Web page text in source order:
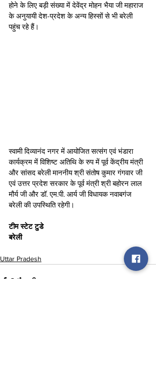
होने के लिए बड़ी संख्या में देवेंद्र मोहन भैया जी महाराज
के अनुयायी देश-प्रदेश के अन्य हिस्सों से भी बरेली
पहुंच रहे हैं।
स्वामी दिव्यानंद नगर में आयोजित सत्संग एवं भंडारा
कार्यक्रम में विशिष्ट अतिथि के रुप में पूर्व केंद्रीय मंत्री
और सांसद बरेली माननीय श्री संतोष कुमार गंगवार जी
एवं उत्तर प्रदेश सरकार के पूर्व मंत्री श्री बहोरन लाल
मौर्य जी और डॉ. एम.पी. आर्य जी विधायक नवाबगंज
बरेली की उपस्थिति रहेगी।
टीम स्टेट टुडे
बरेली
Uttar Pradesh